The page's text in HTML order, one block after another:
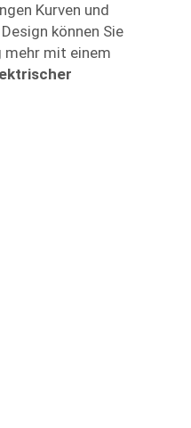
Kurven und
können Sie
mehr mit einem